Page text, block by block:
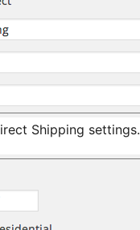
Shipping settings.